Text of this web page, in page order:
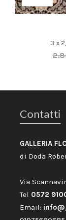
3 x 2,
Contatti
GALLERIA
di Doda
Via
Tel 0572
Email: